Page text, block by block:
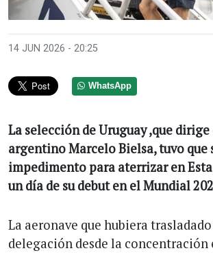
14 JUN 2026 - 20:25
WhatsApp
La selección de Uruguay ,que
argentino Marcelo Bielsa, tuvo que
impedimento para aterrizar en
un día de su debut en el Mundial
La aeronave que hubiera
delegación desde la concentración